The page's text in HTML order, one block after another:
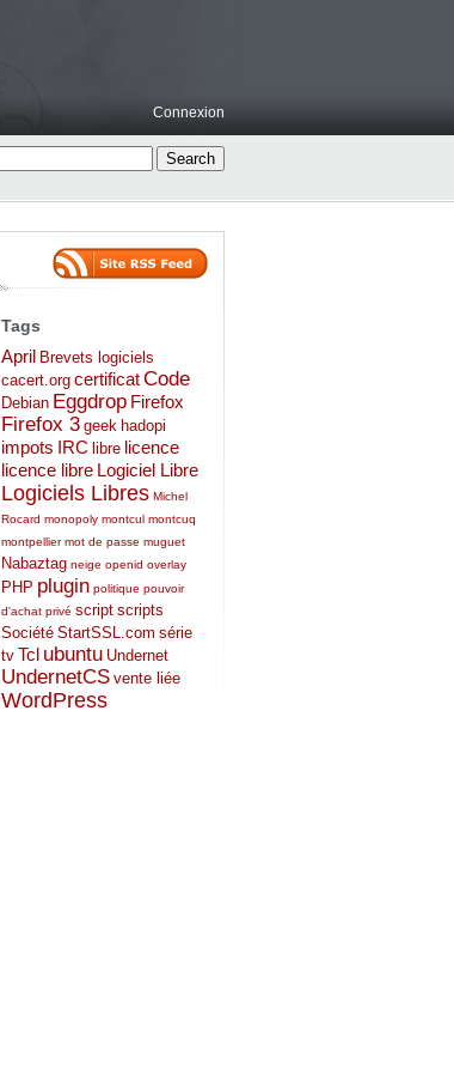
Connexion
Tags
April Brevets logiciels
cacert.org certificatCode
Debian Eggdrop Firefox
Firefox 3 geek hadopi
impots IRC libre licence
licence libre Logiciel Libre
Logiciels Libres Michel
Rocard monopoly montcul montcuq
montpellier mot de passe muguet
Nabaztag neige openid overlay
PHP plugin politique pouvoir
d'achat privé script scripts
Société StartSSL.com série
tv Tcl ubuntu Undernet
UndernetCS vente liée
WordPress